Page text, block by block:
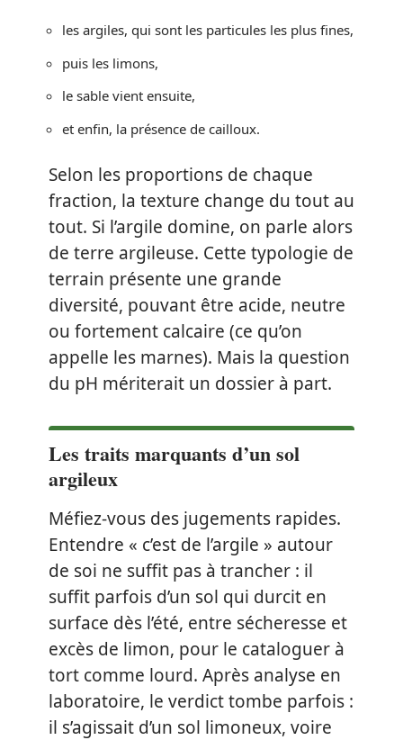
les argiles, qui sont les particules les plus fines,
puis les limons,
le sable vient ensuite,
et enfin, la présence de cailloux.
Selon les proportions de chaque
fraction, la texture change du tout au
tout. Si l’argile domine, on parle alors
de terre argileuse. Cette typologie de
terrain présente une grande
diversité, pouvant être acide, neutre
ou fortement calcaire (ce qu’on
appelle les marnes). Mais la question
du pH mériterait un dossier à part.
Les traits marquants d’un sol
argileux
Méfiez-vous des jugements rapides.
Entendre « c’est de l’argile » autour
de soi ne suffit pas à trancher : il
suffit parfois d’un sol qui durcit en
surface dès l’été, entre sécheresse et
excès de limon, pour le cataloguer à
tort comme lourd. Après analyse en
laboratoire, le verdict tombe parfois :
il s’agissait d’un sol limoneux, voire